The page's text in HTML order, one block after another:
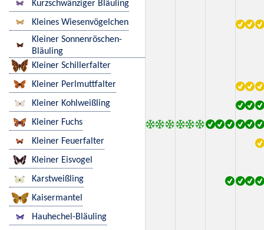
Kurzschwänziger Bläuling
Kleines Wiesenvögelchen
Kleiner Sonnenröschen-
Bläuling
Kleiner Schillerfalter
Kleiner Perlmuttfalter
Kleiner Kohlweißling
Kleiner Fuchs
Kleiner Feuerfalter
Kleiner Eisvogel
Karstweißling
Kaisermantel
Hauhechel-Bläuling